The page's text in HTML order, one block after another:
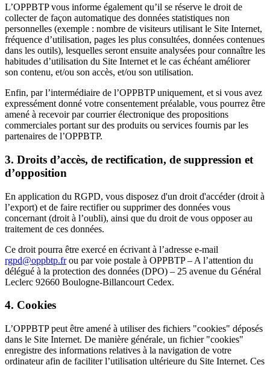
L’OPPBTP vous informe également qu’il se réserve le droit de
collecter de façon automatique des données statistiques non
personnelles (exemple : nombre de visiteurs utilisant le Site Internet,
fréquence d’utilisation, pages les plus consultées, données contenues
dans les outils), lesquelles seront ensuite analysées pour connaître les
habitudes d’utilisation du Site Internet et le cas échéant améliorer
son contenu, et/ou son accès, et/ou son utilisation.
Enfin, par l’intermédiaire de l’OPPBTP uniquement, et si vous avez
expressément donné votre consentement préalable, vous pourrez être
amené à recevoir par courrier électronique des propositions
commerciales portant sur des produits ou services fournis par les
partenaires de l’OPPBTP.
3. Droits d’accès, de rectification, de suppression et
d’opposition
En application du RGPD, vous disposez d'un droit d'accéder (droit à
l’export) et de faire rectifier ou supprimer des données vous
concernant (droit à l’oubli), ainsi que du droit de vous opposer au
traitement de ces données.
Ce droit pourra être exercé en écrivant à l’adresse e-mail
rgpd@oppbtp.frou par voie postale à OPPBTP – A l’attention du
délégué à la protection des données (DPO) – 25 avenue du Général
Leclerc 92660 Boulogne-Billancourt Cedex.
4. Cookies
L’OPPBTP peut être amené à utiliser des fichiers "cookies" déposés
dans le Site Internet. De manière générale, un fichier "cookies"
enregistre des informations relatives à la navigation de votre
ordinateur afin de faciliter l’utilisation ultérieure du Site Internet. Ces